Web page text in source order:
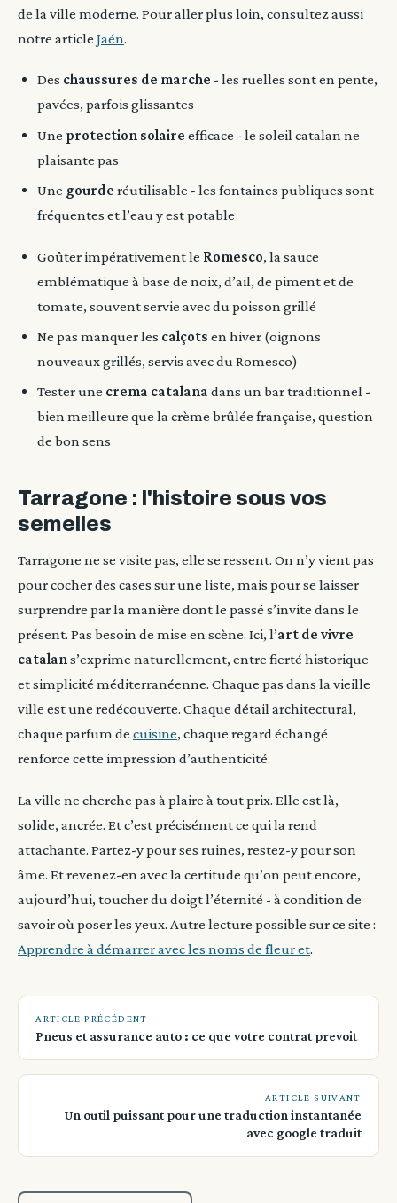
de la ville moderne. Pour aller plus loin, consultez aussi
notre article Jaén.
Des chaussures de marche - les ruelles sont en pente,
pavées, parfois glissantes
Une protection solaire efficace - le soleil catalan ne
plaisante pas
Une gourde réutilisable - les fontaines publiques sont
fréquentes et l’eau y est potable
Goûter impérativement le Romesco, la sauce
emblématique à base de noix, d’ail, de piment et de
tomate, souvent servie avec du poisson grillé
Ne pas manquer les calçots en hiver (oignons
nouveaux grillés, servis avec du Romesco)
Tester une crema catalana dans un bar traditionnel -
bien meilleure que la crème brûlée française, question
de bon sens
Tarragone : l'histoire sous vos
semelles
Tarragone ne se visite pas, elle se ressent. On n’y vient pas
pour cocher des cases sur une liste, mais pour se laisser
surprendre par la manière dont le passé s’invite dans le
présent. Pas besoin de mise en scène. Ici, l’art de vivre
catalans’exprime naturellement, entre fierté historique
et simplicité méditerranéenne. Chaque pas dans la vieille
ville est une redécouverte. Chaque détail architectural,
chaque parfum de cuisine, chaque regard échangé
renforce cette impression d’authenticité.
La ville ne cherche pas à plaire à tout prix. Elle est là,
solide, ancrée. Et c’est précisément ce qui la rend
attachante. Partez-y pour ses ruines, restez-y pour son
âme. Et revenez-en avec la certitude qu’on peut encore,
aujourd’hui, toucher du doigt l’éternité - à condition de
savoir où poser les yeux. Autre lecture possible sur ce site :
Apprendre à démarrer avec les noms de fleur et.
ARTICLE PRÉCÉDENT
Pneus et assurance auto : ce que votre contrat prevoit
ARTICLE SUIVANT
Un outil puissant pour une traduction instantanée
avec google traduit